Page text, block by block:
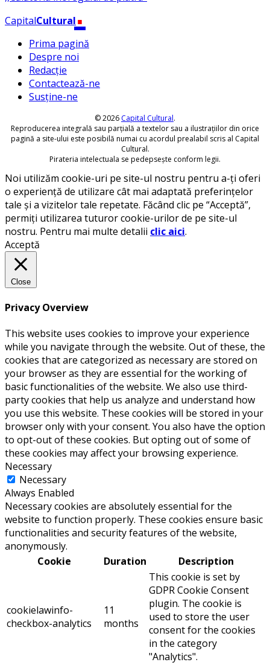
CapitalCultural.
Prima pagină
Despre noi
Redacție
Contactează-ne
Susține-ne
© 2026 Capital Cultural.
Reproducerea integrală sau parțială a textelor sau a ilustrațiilor din orice
pagină a site-ului este posibilă numai cu acordul prealabil scris al Capital
Cultural.
Pirateria intelectuala se pedepsește conform legii.
Noi utilizăm cookie-uri pe site-ul nostru pentru a-ți oferi
o experiență de utilizare cât mai adaptată preferințelor
tale și a vizitelor tale repetate. Făcând clic pe “Acceptă”,
permiți utilizarea tuturor cookie-urilor de pe site-ul
nostru. Pentru mai multe detalii clic aici.
Acceptă
Close
Privacy Overview
This website uses cookies to improve your experience
while you navigate through the website. Out of these, the
cookies that are categorized as necessary are stored on
your browser as they are essential for the working of
basic functionalities of the website. We also use third-
party cookies that help us analyze and understand how
you use this website. These cookies will be stored in your
browser only with your consent. You also have the option
to opt-out of these cookies. But opting out of some of
these cookies may affect your browsing experience.
Necessary
Necessary
Always Enabled
Necessary cookies are absolutely essential for the
website to function properly. These cookies ensure basic
functionalities and security features of the website,
anonymously.
Cookie
Duration Description
cookielawinfo-
checkbox-analytics
11
months
This cookie is set by
GDPR Cookie Consent
plugin. The cookie is
used to store the user
consent for the cookies
in the category
"Analytics".